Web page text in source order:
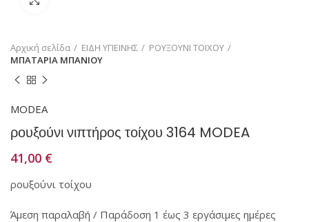
Αρχική σελίδα ΕΙΔΗ ΥΓΙΕΙΝΗΣ
ΡΟΥΞΟΥΝΙ ΤΟΙΧΟΥ
ΜΠΑΤΑΡΙΑ ΜΠΑΝΙΟΥ
MODEA
ρουξούνι νιπτήρος τοίχου 3164 MODEA
41,00 €
ρουξούνι τοίχου
Άμεση παραλαβή / Παράδοση 1 έως 3 εργάσιμες ημέρες